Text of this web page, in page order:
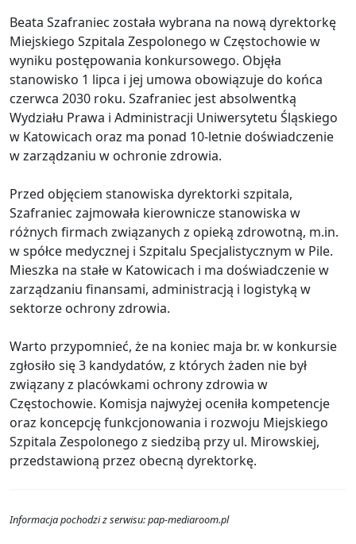
Beata Szafraniec została wybrana na nową dyrektorkę
Miejskiego Szpitala Zespolonego w Częstochowie w
wyniku postępowania konkursowego. Objęła
stanowisko 1 lipca i jej umowa obowiązuje do końca
czerwca 2030 roku. Szafraniec jest absolwentką
Wydziału Prawa i Administracji Uniwersytetu Śląskiego
w Katowicach oraz ma ponad 10-letnie doświadczenie
w zarządzaniu w ochronie zdrowia.
Przed objęciem stanowiska dyrektorki szpitala,
Szafraniec zajmowała kierownicze stanowiska w
różnych firmach związanych z opieką zdrowotną, m.in.
w spółce medycznej i Szpitalu Specjalistycznym w Pile.
Mieszka na stałe w Katowicach i ma doświadczenie w
zarządzaniu finansami, administracją i logistyką w
sektorze ochrony zdrowia.
Warto przypomnieć, że na koniec maja br. w konkursie
zgłosiło się 3 kandydatów, z których żaden nie był
związany z placówkami ochrony zdrowia w
Częstochowie. Komisja najwyżej oceniła kompetencje
oraz koncepcję funkcjonowania i rozwoju Miejskiego
Szpitala Zespolonego z siedzibą przy ul. Mirowskiej,
przedstawioną przez obecną dyrektorkę.
Informacja pochodzi z serwisu: pap-mediaroom.pl